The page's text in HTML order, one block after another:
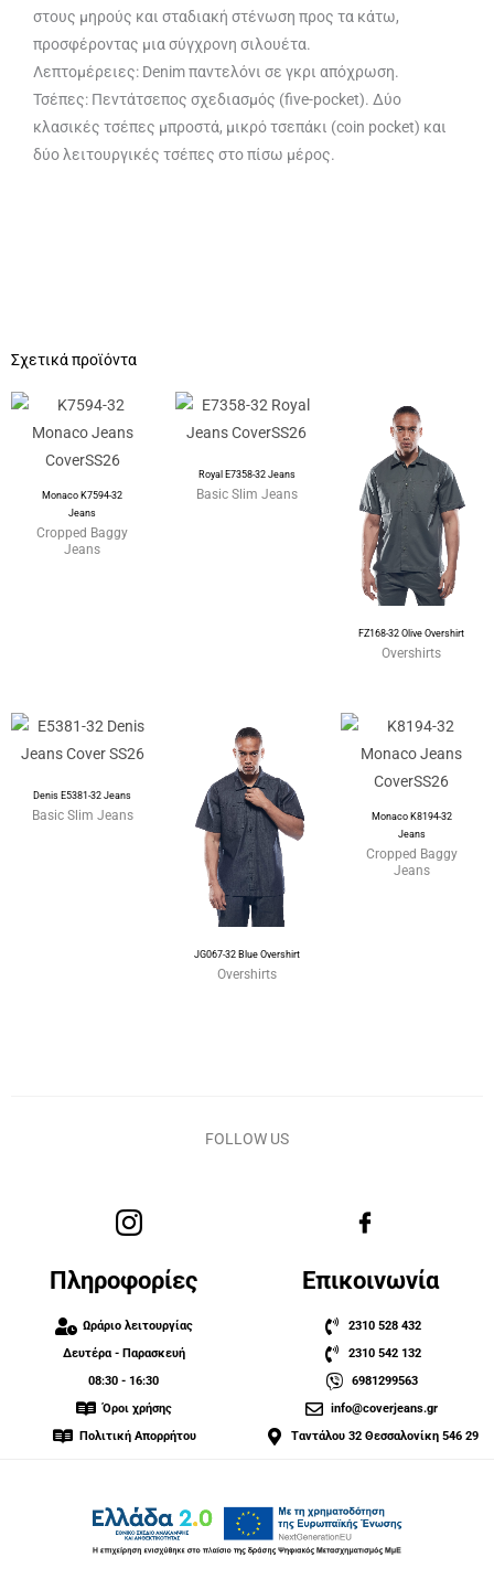
στους μηρούς και σταδιακή στένωση προς τα κάτω,
προσφέροντας μια σύγχρονη σιλουέτα.
Λεπτομέρειες: Denim παντελόνι σε γκρι απόχρωση.
Τσέπες: Πεντάτσεπος σχεδιασμός (five-pocket). Δύο
κλασικές τσέπες μπροστά, μικρό τσεπάκι (coin pocket) και
δύο λειτουργικές τσέπες στο πίσω μέρος.
Σχετικά προϊόντα
Monaco K7594-32
Jeans
Cropped Baggy
Jeans
Royal E7358-32 Jeans
Basic Slim Jeans
FZ168-32 Olive Overshirt
Overshirts
Denis E5381-32 Jeans
Basic Slim Jeans
JG067-32 Blue Overshirt
Overshirts
Monaco K8194-32
Jeans
Cropped Baggy
Jeans
FOLLOW US
Πληροφορίες
Ωράριο λειτουργίας
Δευτέρα - Παρασκευή
08:30 - 16:30
Όροι χρήσης
Πολιτική Απορρήτου
Επικοινωνία
2310 528 432
2310 542 132
6981299563
info@coverjeans.gr
Ταντάλου 32 Θεσσαλονίκη 546 29